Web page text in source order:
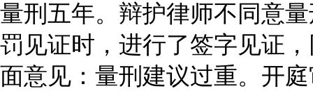
量刑五年。辩护律师不同意
罚见证时，进行了签字见证
面意见：量刑建议过重。开